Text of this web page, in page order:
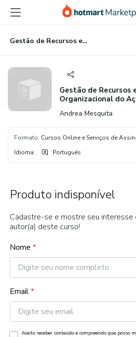
para
conteúdo
principal
para
pagamento
para
rodapé
Gestão de Recursos e Estrutura Organizacional do Açougue
Gestão de Recursos
Organizacional do
Andrea Mesquita
Formato: Cursos Online e Serviços de
Idioma: Português
Produto indisponível
Cadastre-se e mostre seu interesse
autor(a) deste curso!
Nome *
Email*
Aceito receber conteúdo e compreendo que posso